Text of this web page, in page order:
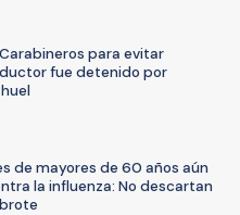
para evitar
fue detenido por
de mayores de 60 años aún
la influenza: No descartan